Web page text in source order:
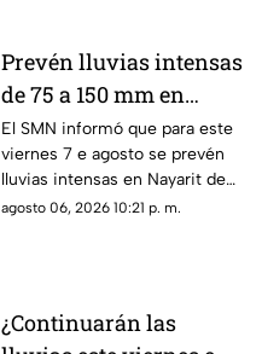
Prevén lluvias intensas
de 75 a 150 mm en
Nayarit este viernes 7
de agosto
El SMN informó que para este
viernes 7 e agosto se prevén
lluvias intensas en Nayarit de
75 a 150 mm
agosto 06, 2026 10:21 p. m.
¿Continuarán las